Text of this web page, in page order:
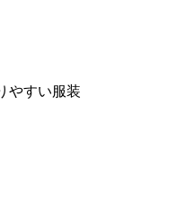
やすい服装